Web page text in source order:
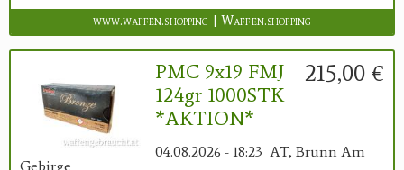
www.waffen.shopping | Waffen.shopping
215,00 €
PMC 9x19 FMJ
124gr 1000STK
*AKTION*
04.08.2026 - 18:23 AT, Brunn Am
Gebirge